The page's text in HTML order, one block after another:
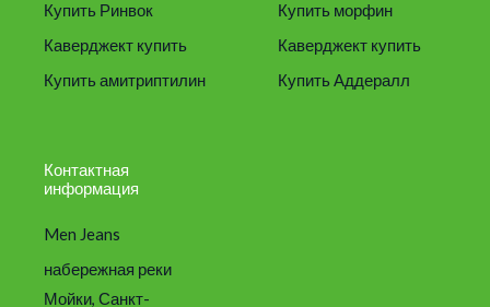
Купить Ринвок
Каверджект купить
Купить амитриптилин
Купить морфин
Каверджект купить
Купить Аддералл
Контактная
информация
Men Jeans
набережная реки
Мойки, Санкт-